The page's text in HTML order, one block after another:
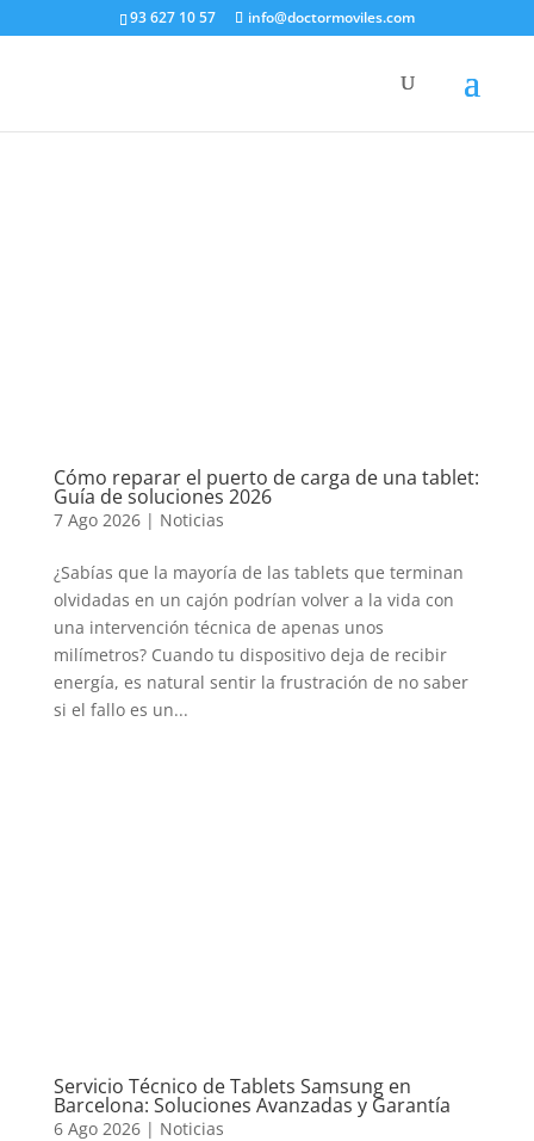
93 627 10 57 info@doctormoviles.com
Cómo reparar el puerto de carga de una tablet:
Guía de soluciones 2026
7 Ago 2026| Noticias
¿Sabías que la mayoría de las tablets que terminan
olvidadas en un cajón podrían volver a la vida con
una intervención técnica de apenas unos
milímetros? Cuando tu dispositivo deja de recibir
energía, es natural sentir la frustración de no saber
si el fallo es un...
Servicio Técnico de Tablets Samsung en
Barcelona: Soluciones Avanzadas y Garantía
6 Ago 2026| Noticias